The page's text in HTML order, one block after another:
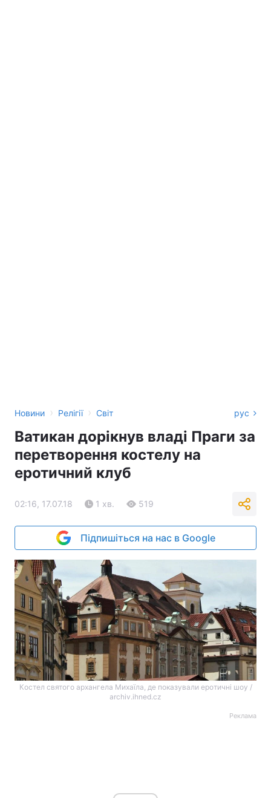
Новини › Релігії › Світ рус
Ватикан дорікнув владі Праги за
перетворення костелу на
еротичний клуб
02:16, 17.07.18 1 хв. 519
Підпишіться на нас в Google
Костел святого архангела Михаїла, де показували еротичні шоу /
archiv.ihned.cz
Реклама